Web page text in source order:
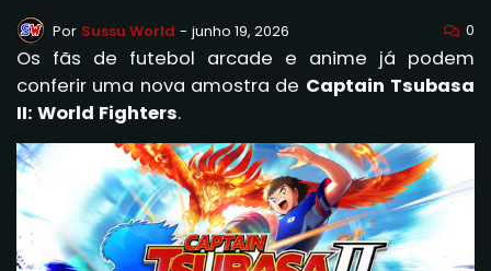
Por Sussu World - junho 19, 2026 0
Os fãs de futebol arcade e anime já podem
conferir uma nova amostra de Captain Tsubasa
II: World Fighters.